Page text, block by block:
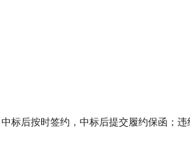
标后按时签约，中标后提交履约保函；违